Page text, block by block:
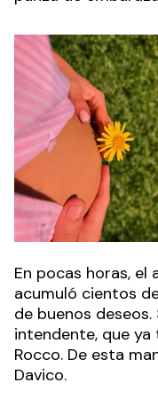
En pocas horas, el
acumuló cientos
de buenos
intendente, que ya
Rocco. De esta
Davico.